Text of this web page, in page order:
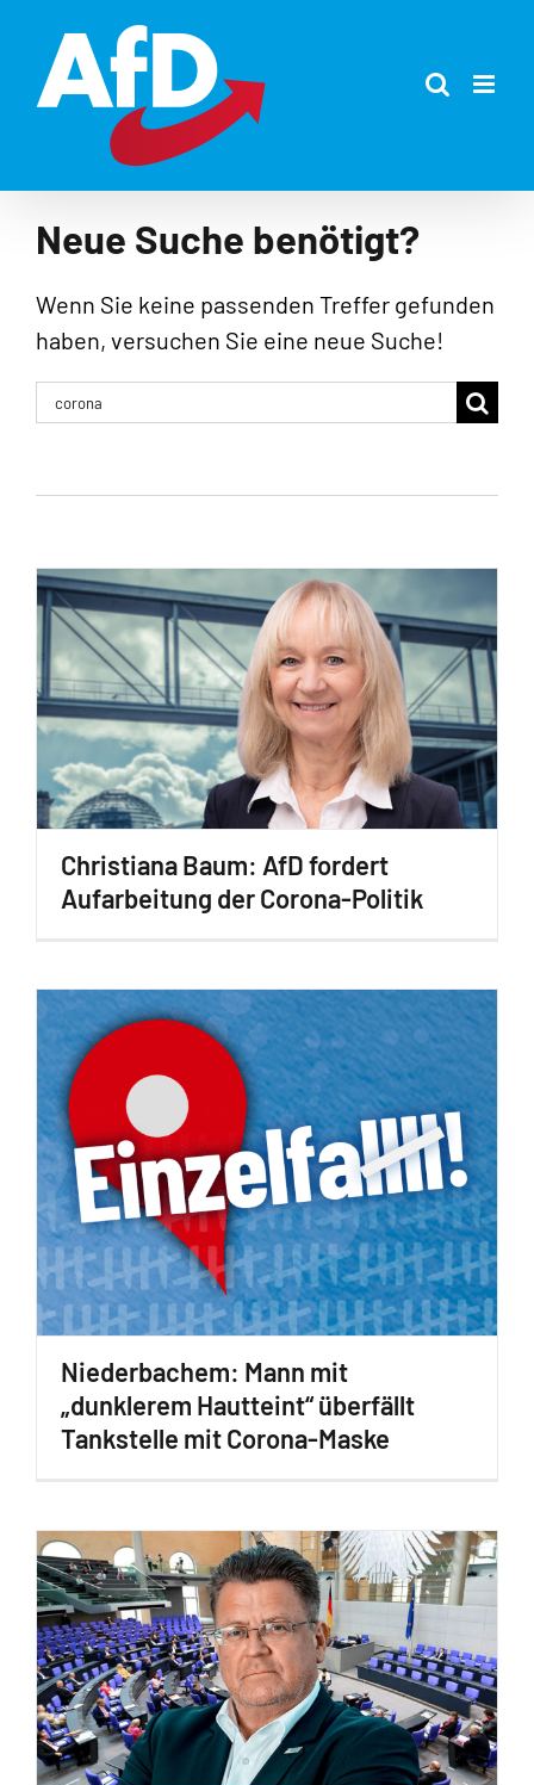
Inhalt
springen
Neue Suche benötigt?
Wenn Sie keine passenden Treffer gefunden
haben, versuchen Sie eine neue Suche!
Suche
Christiana Baum: AfD fordert
Aufarbeitung der Corona-Politik
Niederbachem: Mann mit
„dunklerem Hautteint“ überfällt
Tankstelle mit Corona-Maske